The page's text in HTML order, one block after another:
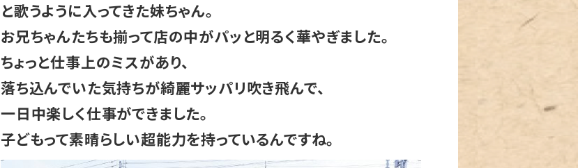
と歌うように入ってきた妹ちゃん。
お兄ちゃんたちも揃って店の中がパッと明るく華やぎました。
ちょっと仕事上のミスがあり、
落ち込んでいた気持ちが綺麗サッパリ吹き飛んで、
一日中楽しく仕事ができました。
子どもって素晴らしい超能力を持っているんですね。